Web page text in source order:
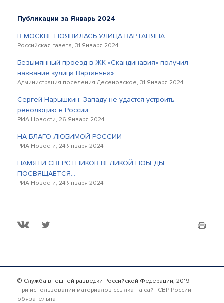
Публикации за Январь 2024
В МОСКВЕ ПОЯВИЛАСЬ УЛИЦА ВАРТАНЯНА
Российская газета, 31 Января 2024
Безымянный проезд в ЖК «Скандинавия» получил
название «улица Вартаняна»
Администрация поселения Десеновское, 31 Января 2024
Сергей Нарышкин: Западу не удастся устроить
революцию в России
РИА Новости, 26 Января 2024
НА БЛАГО ЛЮБИМОЙ РОССИИ
РИА Новости, 24 Января 2024
ПАМЯТИ СВЕРСТНИКОВ ВЕЛИКОЙ ПОБЕДЫ
ПОСВЯЩАЕТСЯ…
РИА Новости, 24 Января 2024
© Служба внешней разведки Российской Федерации, 2019
При использовании материалов ссылка на сайт СВР России
обязательна